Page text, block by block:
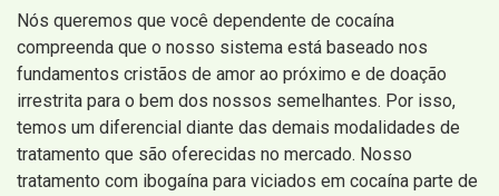
Nós queremos que você dependente de cocaína
compreenda que o nosso sistema está baseado nos
fundamentos cristãos de amor ao próximo e de doação
irrestrita para o bem dos nossos semelhantes. Por isso,
temos um diferencial diante das demais modalidades de
tratamento que são oferecidas no mercado. Nosso
tratamento com ibogaína para viciados em cocaína parte de